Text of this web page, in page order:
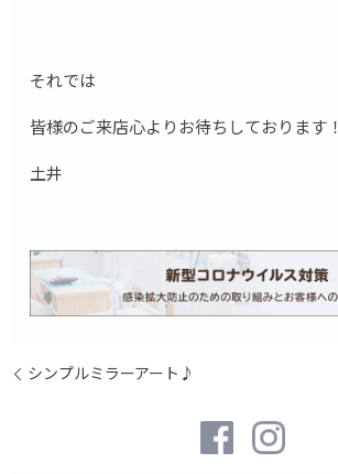
それでは
皆様のご来店心よりお待ちしております！
土井
シンプルミラーアート♪